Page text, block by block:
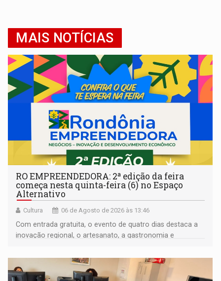
MAIS NOTÍCIAS
RO EMPREENDEDORA: 2ª edição da feira
começa nesta quinta-feira (6) no Espaço
Alternativo
Cultura 06 de Agosto de 2026 às 13:46
Com entrada gratuita, o evento de quatro dias destaca a
inovação regional, o artesanato, a gastronomia e